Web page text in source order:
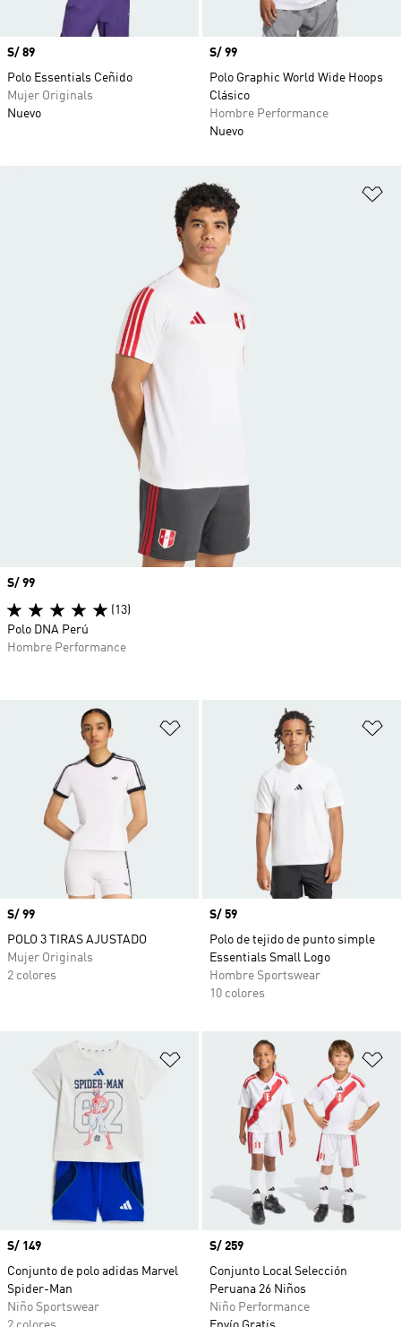
Precio
S/ 89
Polo Essentials Ceñido
Mujer Originals
Nuevo
Precio
S/ 99
Polo Graphic World Wide Hoops
Clásico
Hombre Performance
Nuevo
Añadir a la lista de deseos
Precio
S/ 99
POLO 3 TIRAS AJUSTADO
Mujer Originals
2 colores
Precio
S/ 59
Polo de tejido de punto simple
Essentials Small Logo
Hombre Sportswear
10 colores
Añadir a la lista de deseos
Precio
S/ 149
Conjunto de polo adidas Marvel
Spider-Man
Niño Sportswear
Precio
S/ 259
Conjunto Local Selección
Peruana 26 Niños
Niño Performance
Precio
S/ 99
(13)
Polo DNA Perú
Hombre Performance